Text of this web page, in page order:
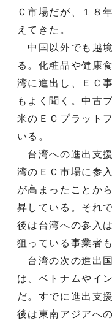
Ｃ市場だが、１８
えてきた。
中国以外でも越
る。化粧品や健康
湾に進出し、ＥＣ
もよく聞く。中古
米のＥＣプラット
いる。
台湾への進出支
湾のＥＣ市場に参
が高まったことか
昇している。それ
後は台湾への参入
狙っている事業者
台湾の次の進出
は、ベトナムやイ
だ。すでに進出支
後は東南アジアへ